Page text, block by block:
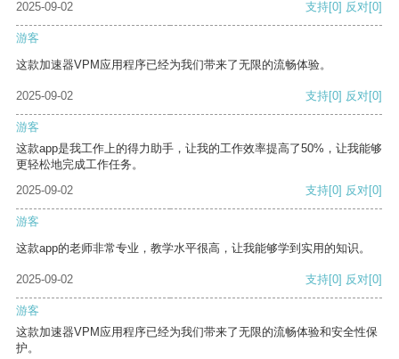
2025-09-02 支持[0] 反对[0]
游客
这款加速器VPM应用程序已经为我们带来了无限的流畅体验。
2025-09-02 支持[0] 反对[0]
游客
这款app是我工作上的得力助手，让我的工作效率提高了50%，让我能够
更轻松地完成工作任务。
2025-09-02
支持[0] 反对[0]
游客
这款app的老师非常专业，教学水平很高，让我能够学到实用的知识。
2025-09-02 支持[0] 反对[0]
游客
这款加速器VPM应用程序已经为我们带来了无限的流畅体验和安全性保
护。